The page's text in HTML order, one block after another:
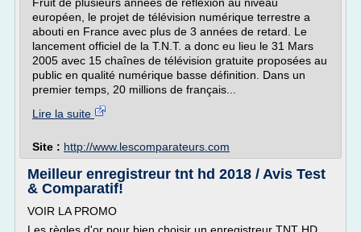
européen, le projet de télévision numérique terrestre a
abouti en France avec plus de 3 années de retard. Le
lancement officiel de la T.N.T. a donc eu lieu le 31 Mars
2005 avec 15 chaînes de télévision gratuite proposées au
public en qualité numérique basse définition. Dans un
premier temps, 20 millions de français...
Lire la suite
Site : http://www.lescomparateurs.com
Meilleur enregistreur tnt hd 2018 / Avis Test
& Comparatif!
VOIR LA PROMO